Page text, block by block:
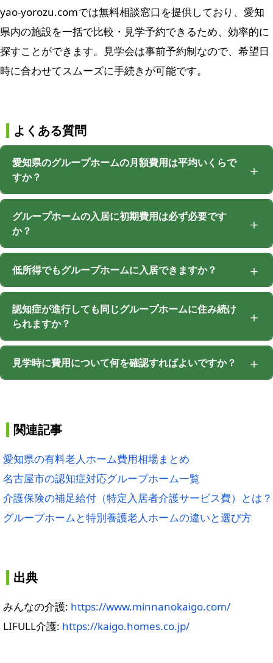
yao-yorozu.comでは無料相談窓口を提供しており、愛知
県内の施設を一括で比較・見学予約できるため、効率的に
探すことができます。見学会は事前予約制なので、希望日
時に合わせてスムーズに手続きが可能です。
よくある質問
愛知県のグループホームの月額費用は平均いくらで
すか？
グループホームの入居に初期費用は必ず必要です
か？
低所得でもグループホームに入居できますか？
認知症が進行しても同じグループホームに住み続け
られますか？
見学時に費用について何を確認すればよいですか？
関連記事
愛知県の有料老人ホーム費用相場まとめ
名古屋市の認知症対応グループホーム一覧
介護保険の補足給付（特定入居者介護サービス費）とは？
グループホームと特別養護老人ホームの違いと選び方
出典
みんなの介護: https://www.minnanokaigo.com/
LIFULL介護: https://kaigo.homes.co.jp/